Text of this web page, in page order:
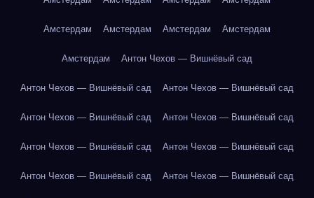
Амстердам Амстердам Амстердам Амстердам
Амстердам Антон Чехов — Вишнёвый сад
Антон Чехов — Вишнёвый сад Антон Чехов — Вишнёвый сад
Антон Чехов — Вишнёвый сад Антон Чехов — Вишнёвый сад
Антон Чехов — Вишнёвый сад Антон Чехов — Вишнёвый сад
Антон Чехов — Вишнёвый сад Антон Чехов — Вишнёвый сад